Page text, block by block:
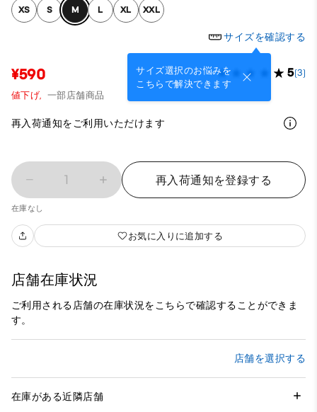
XS S M L XL XXL
サイズを確認する
サイズ選択のお悩みを
こちらで解決できます
¥590 5(3)
値下げ, 一部店舗商品
再入荷通知をご利用いただけます
1 再入荷通知を登録する
在庫なし
お気に入りに追加する
店舗在庫状況
ご利用される店舗の在庫状況をこちらで確認することができま
す。
店舗を選択する
在庫がある近隣店舗